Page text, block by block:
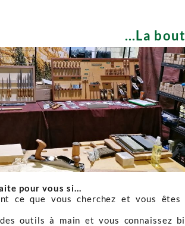
...La
pour vous si…
ce que vous cherchez et vous
outils à main et vous connaissez